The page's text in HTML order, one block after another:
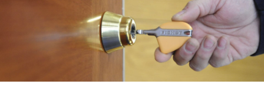
Foxeo HiS
Forges G375